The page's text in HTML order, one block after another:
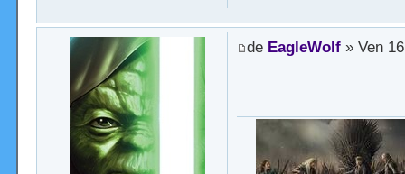
de EagleWolf» Ven